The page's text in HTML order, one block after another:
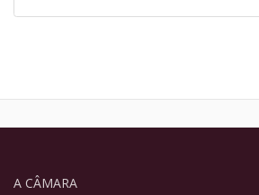
A CÂMARA